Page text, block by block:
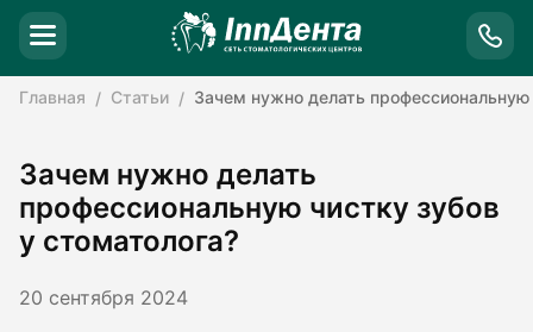
Главная Статьи Зачем нужно делать профессиональную
Зачем нужно делать
профессиональную чистку зубов
у стоматолога?
20 сентября 2024